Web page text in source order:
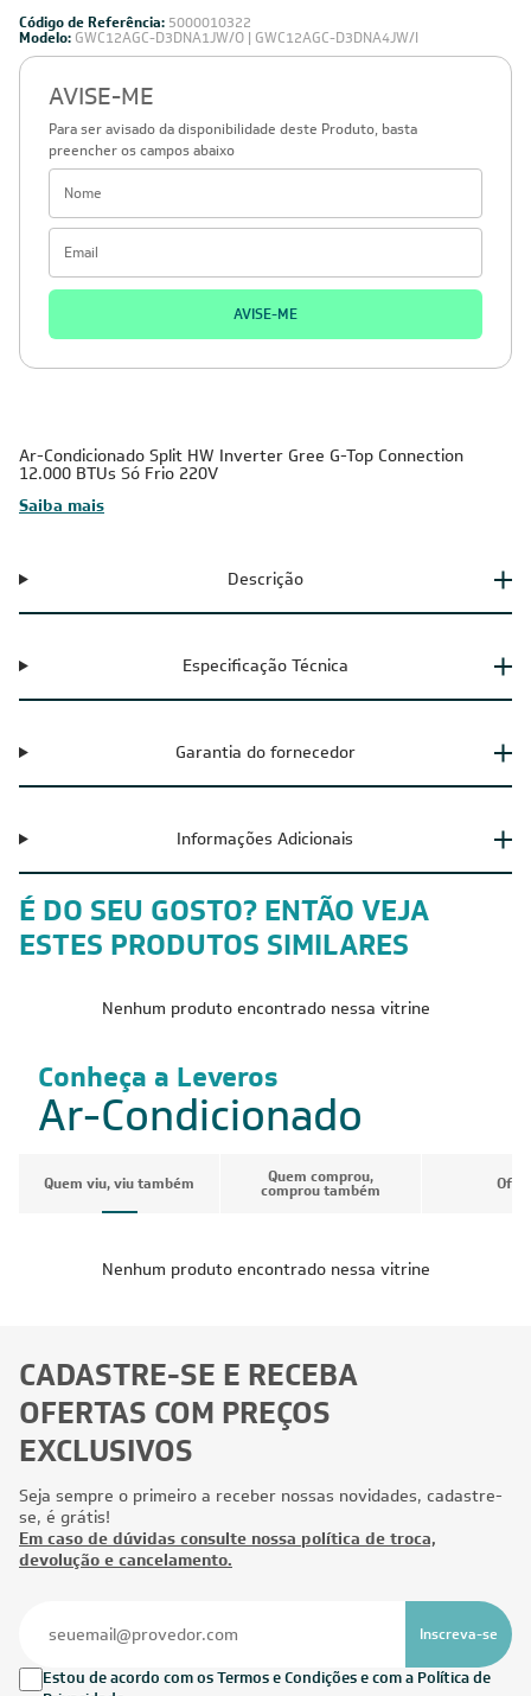
Código de Referência: 5000010322
Modelo: GWC12AGC-D3DNA1JW/O | GWC12AGC-D3DNA4JW/I
AVISE-ME
Para ser avisado da disponibilidade deste Produto, basta
preencher os campos abaixo
AVISE-ME
Ar-Condicionado Split HW Inverter Gree G-Top Connection
12.000 BTUs Só Frio 220V
Saiba mais
Descrição
Especificação Técnica
Garantia do fornecedor
Informações Adicionais
É DO SEU GOSTO? ENTÃO VEJA
ESTES PRODUTOS SIMILARES
Nenhum produto encontrado nessa vitrine
Conheça a Leveros
Ar-Condicionado
Quem viu, viu também Quem comprou,
comprou também
Nenhum produto encontrado nessa vitrine
CADASTRE-SE E RECEBA
OFERTAS COM PREÇOS
EXCLUSIVOS
Seja sempre o primeiro a receber nossas novidades, cadastre-
se, é grátis!
Em caso de dúvidas consulte nossa política de troca,
devolução e cancelamento.
Inscreva-se
Estou de acordo com os Termos e Condições e com a Política de